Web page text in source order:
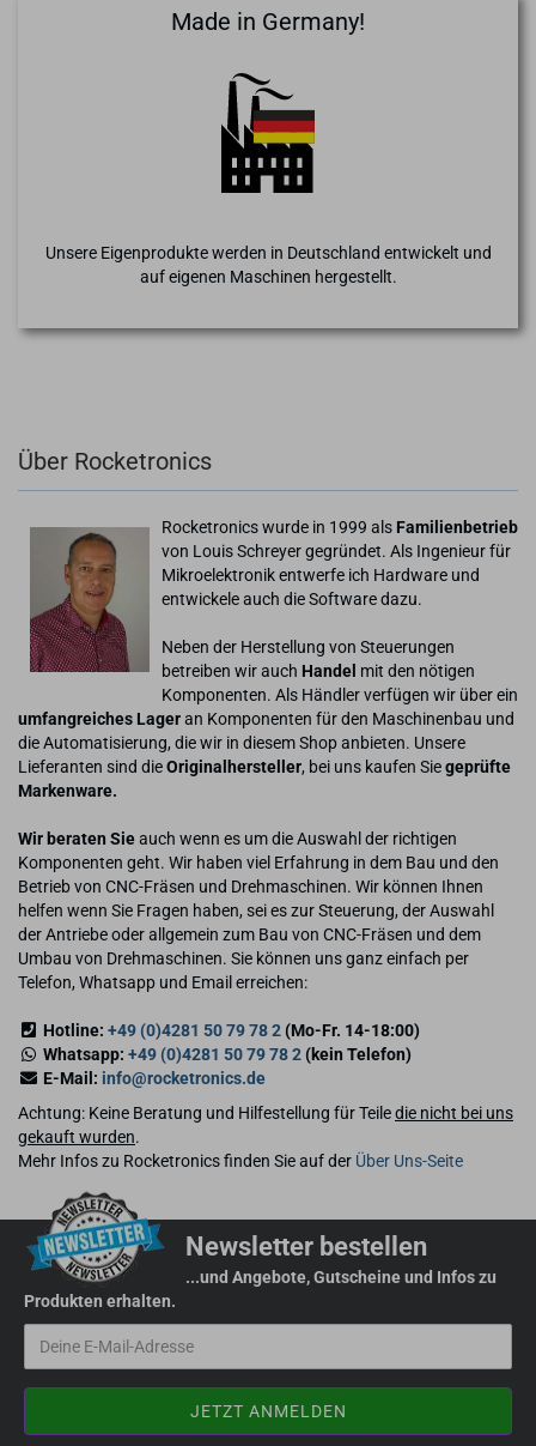
Made in Germany!
Unsere Eigenprodukte werden in Deutschland entwickelt und
auf eigenen Maschinen hergestellt.
Über Rocketronics
Rocketronics wurde in 1999 als Familienbetrieb
von Louis Schreyer gegründet. Als Ingenieur für
Mikroelektronik entwerfe ich Hardware und
entwickele auch die Software dazu.
Neben der Herstellung von Steuerungen
betreiben wir auch Handel mit den nötigen
Komponenten. Als Händler verfügen wir über ein
umfangreiches Lageran Komponenten für den Maschinenbau und
die Automatisierung, die wir in diesem Shop anbieten. Unsere
Lieferanten sind dieOriginalhersteller, bei uns kaufen Siegeprüfte
Markenware.
Wir beraten Sieauch wenn es um die Auswahl der richtigen
Komponenten geht. Wir haben viel Erfahrung in dem Bau und den
Betrieb von CNC-Fräsen und Drehmaschinen. Wir können Ihnen
helfen wenn Sie Fragen haben, sei es zur Steuerung, der Auswahl
der Antriebe oder allgemein zum Bau von CNC-Fräsen und dem
Umbau von Drehmaschinen. Sie können uns ganz einfach per
Telefon, Whatsapp und Email erreichen:
Hotline: +49 (0)4281 50 79 78 2(Mo-Fr. 14-18:00)
Whatsapp: +49 (0)4281 50 79 78 2(kein Telefon)
E-Mail: info@rocketronics.de
Achtung: Keine Beratung und Hilfestellung für Teiledie nicht bei uns
gekauft wurden.
Mehr Infos zu Rocketronics finden Sie auf der Über Uns-Seite
Newsletter bestellen
...und Angebote, Gutscheine und Infos zu
Produkten erhalten.